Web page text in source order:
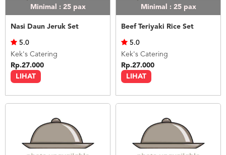
Minimal : 25 pax
Nasi Daun Jeruk Set
LIHAT
5.0
Kek's Catering
Rp.27.000
Minimal : 25 pax
Beef Teriyaki Rice Set
LIHAT
5.0
Kek's Catering
Rp.27.000